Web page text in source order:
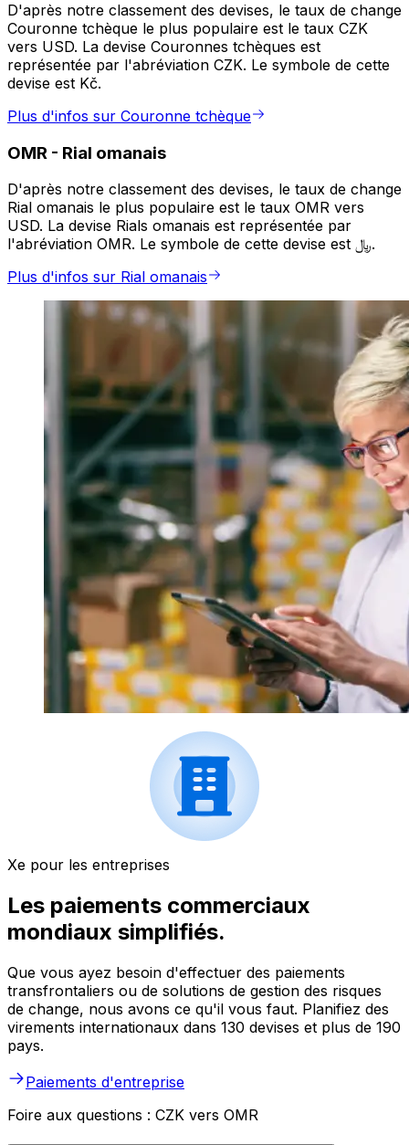
D'après notre classement des devises, le taux de change
Couronne tchèque le plus populaire est le taux CZK
vers USD. La devise Couronnes tchèques est
représentée par l'abréviation CZK. Le symbole de cette
devise est Kč.
Plus d'infos sur Couronne tchèque
OMR - Rial omanais
D'après notre classement des devises, le taux de change
Rial omanais le plus populaire est le taux OMR vers
USD. La devise Rials omanais est représentée par
l'abréviation OMR. Le symbole de cette devise est ﷼.
Plus d'infos sur Rial omanais
Xe pour les entreprises
Les paiements commerciaux
mondiaux simplifiés.
Que vous ayez besoin d'effectuer des paiements
transfrontaliers ou de solutions de gestion des risques
de change, nous avons ce qu'il vous faut. Planifiez des
virements internationaux dans 130 devises et plus de 190
pays.
Paiements d'entreprise
Foire aux questions : CZK vers OMR